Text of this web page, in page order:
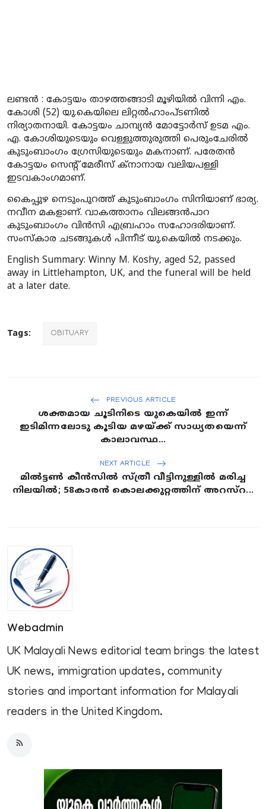
ലണ്ടൻ : കോട്ടയം താഴത്തങ്ങാടി മൂഴിയിൽ വിന്നി എം.
കോശി (52) യു.കെയിലെ ലിറ്റൽഹാംപ്ടണിൽ
നിര്യാതനായി. കോട്ടയം ചാമ്പ്യൻ മോട്ടോർസ് ഉടമ എം.
എ. കോശിയുടെയും വെള്ളുത്തുരുത്തി പെരുംചേരിൽ
കുടുംബാംഗം ഗ്രേസിയുടെയും മകനാണ്. പരേതൻ
കോട്ടയം സെന്റ്‌ മേരീസ് ക്നാനായ വലിയപള്ളി
ഇടവകാംഗമാണ്.
കൈപ്പുഴ നെടുംപുറത്ത് കുടുംബാംഗം സിനിയാണ് ഭാര്യ.
നവീന മകളാണ്. വാകത്താനം വിലങ്ങൻപാറ
കുടുംബാംഗം വിൻസി എബ്രഹാം സഹോദരിയാണ്.
സംസ്കാര ചടങ്ങുകൾ പിന്നീട് യു.കെയിൽ നടക്കും.
English Summary: Winny M. Koshy, aged 52, passed
away in Littlehampton, UK, and the funeral will be held
at a later date.
Tags: OBITUARY
PREVIOUS ARTICLE
ശക്തമായ ചൂടിനിടെ യുകെയിൽ ഇന്ന്
ഇടിമിന്നലോടു കൂടിയ മഴയ്ക്ക് സാധ്യതയെന്ന്
കാലാവസ്ഥ...
NEXT ARTICLE
മിൽട്ടൺ കീൻസിൽ സ്ത്രീ വീട്ടിനുള്ളിൽ മരിച്ച
നിലയിൽ; 58കാരൻ കൊലക്കുറ്റത്തിന് അറസ്റ...
Webadmin
UK Malayali News editorial team brings the latest
UK news, immigration updates, community
stories and important information for Malayali
readers in the United Kingdom.